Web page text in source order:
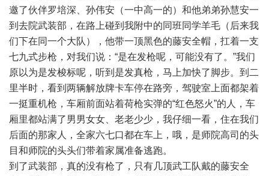
邀了伙伴罗培深、孙伟安（一中高一的）和他弟弟孙慧安一
到去院武装部，在路上碰到我附中的同班同学羊毛（后来我
们下在同一个大队），他带一顶黑色的藤安全帽，扛着一支
七九式步枪，对我们说：“是在发枪呢，可能没有了。”我们
原以为是发梭标呢，听到是发真枪，马上加快了脚步。到二
里半时，看到两辆解放牌卡车停在路旁，驾驶室上面都架着
一挺重机枪，车厢前面站着荷枪实弹的“红色怒火”的人，车
厢里都站满了男男女女、老老少少，我仔细一看，住在我们
后面的那家人，全家六七口都在车上，哦，是师院高司的头
目和师院的头头们带着家属准备逃跑。
到了武装部，真的没有枪了，只有几顶武工队戴的藤安全